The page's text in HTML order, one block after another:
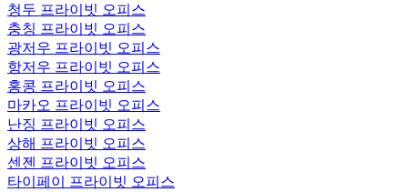
청두 프라이빗 오피스
충칭 프라이빗 오피스
광저우 프라이빗 오피스
항저우 프라이빗 오피스
홍콩 프라이빗 오피스
마카오 프라이빗 오피스
난징 프라이빗 오피스
상해 프라이빗 오피스
센젠 프라이빗 오피스
타이페이 프라이빗 오피스